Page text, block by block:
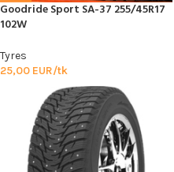
Goodride Sport SA-37 255/45R17
102W
Tyres
25,00 EUR/tk